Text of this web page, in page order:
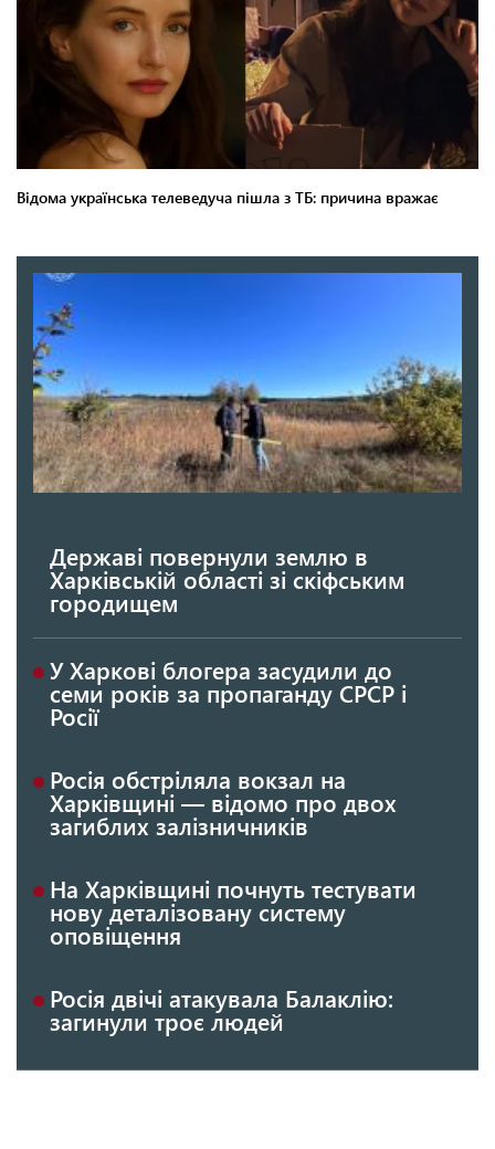
Державі повернули землю в
Харківській області зі скіфським
городищем
У Харкові блогера засудили до
семи років за пропаганду СРСР і
Росії
Росія обстріляла вокзал на
Харківщині — відомо про двох
загиблих залізничників
На Харківщині почнуть тестувати
нову деталізовану систему
оповіщення
Росія двічі атакувала Балаклію:
загинули троє людей